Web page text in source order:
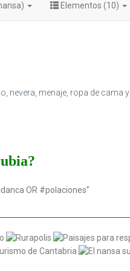
Elementos (10)
nevera, menaje, ropa de cama y
OR #polaciones"